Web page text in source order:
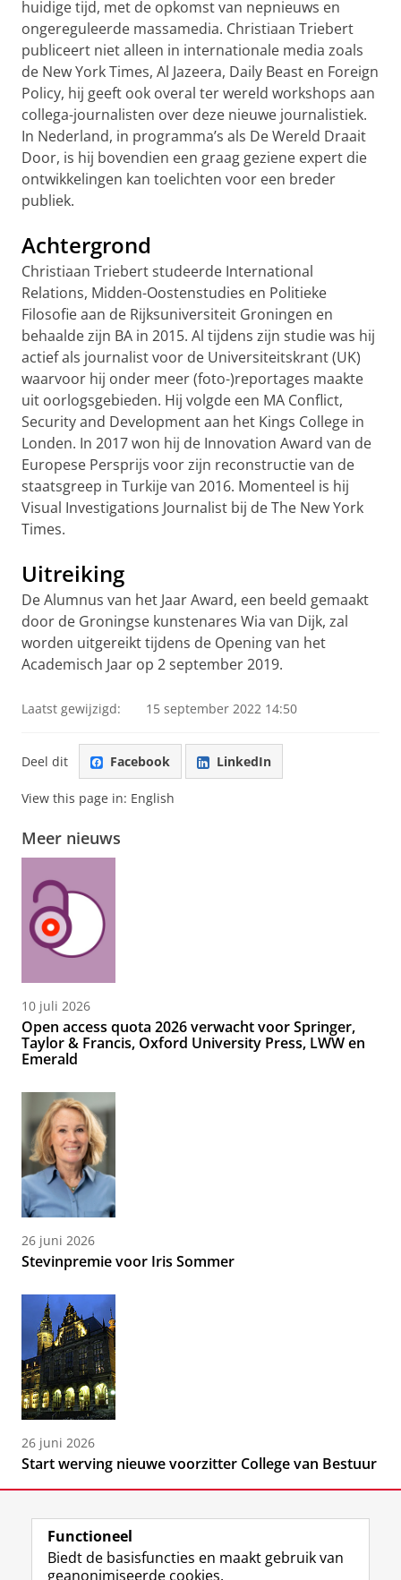
huidige tijd, met de opkomst van nepnieuws en
ongereguleerde massamedia. Christiaan Triebert
publiceert niet alleen in internationale media zoals
de New York Times, Al Jazeera, Daily Beast en Foreign
Policy, hij geeft ook overal ter wereld workshops aan
collega-journalisten over deze nieuwe journalistiek.
In Nederland, in programma’s als De Wereld Draait
Door, is hij bovendien een graag geziene expert die
ontwikkelingen kan toelichten voor een breder
publiek.
Achtergrond
Christiaan Triebert studeerde International
Relations, Midden-Oostenstudies en Politieke
Filosofie aan de Rijksuniversiteit Groningen en
behaalde zijn BA in 2015. Al tijdens zijn studie was hij
actief als journalist voor de Universiteitskrant (UK)
waarvoor hij onder meer (foto-)reportages maakte
uit oorlogsgebieden. Hij volgde een MA Conflict,
Security and Development aan het Kings College in
Londen. In 2017 won hij de Innovation Award van de
Europese Persprijs voor zijn reconstructie van de
staatsgreep in Turkije van 2016. Momenteel is hij
Visual Investigations Journalist bij de The New York
Times.
Uitreiking
De Alumnus van het Jaar Award, een beeld gemaakt
door de Groningse kunstenares Wia van Dijk, zal
worden uitgereikt tijdens de Opening van het
Academisch Jaar op 2 september 2019.
Laatst gewijzigd: 15 september 2022 14:50
Deel dit Facebook LinkedIn
View this page in: English
Meer nieuws
10 juli 2026
Open access quota 2026 verwacht voor Springer,
Taylor & Francis, Oxford University Press, LWW en
Emerald
26 juni 2026
Stevinpremie voor Iris Sommer
26 juni 2026
Start werving nieuwe voorzitter College van Bestuur
Functioneel
Biedt de basisfuncties en maakt gebruik van
geanonimiseerde cookies.